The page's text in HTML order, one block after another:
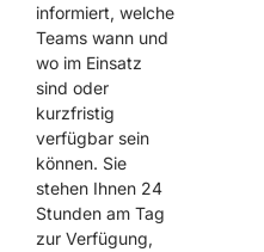
informiert, welche
Teams wann und
wo im Einsatz
sind oder
kurzfristig
verfügbar sein
können. Sie
stehen Ihnen 24
Stunden am Tag
zur Verfügung,